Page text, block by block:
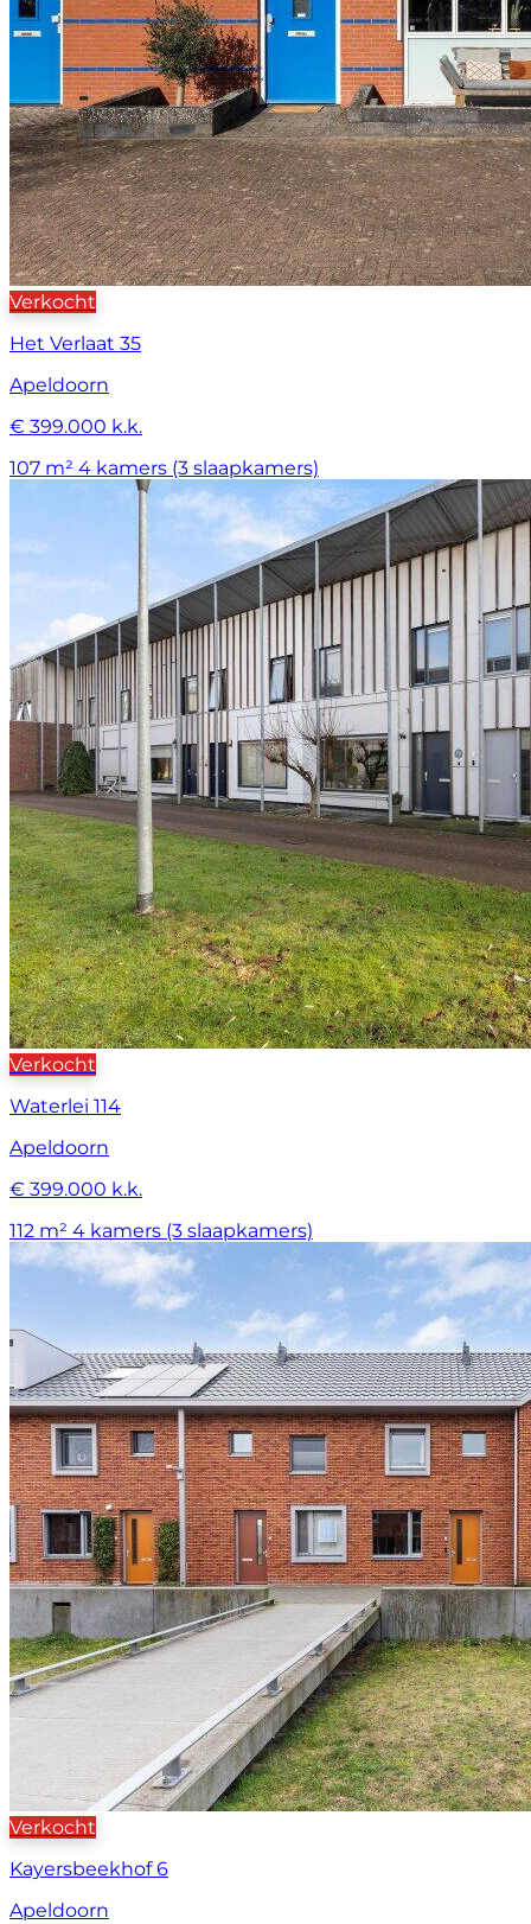
Verkocht
Het Verlaat 35
Apeldoorn
€ 399.000 k.k.
107 m² 4 kamers (3 slaapkamers)
Verkocht
Waterlei 114
Apeldoorn
€ 399.000 k.k.
112 m² 4 kamers (3 slaapkamers)
Verkocht
Kayersbeekhof 6
Apeldoorn